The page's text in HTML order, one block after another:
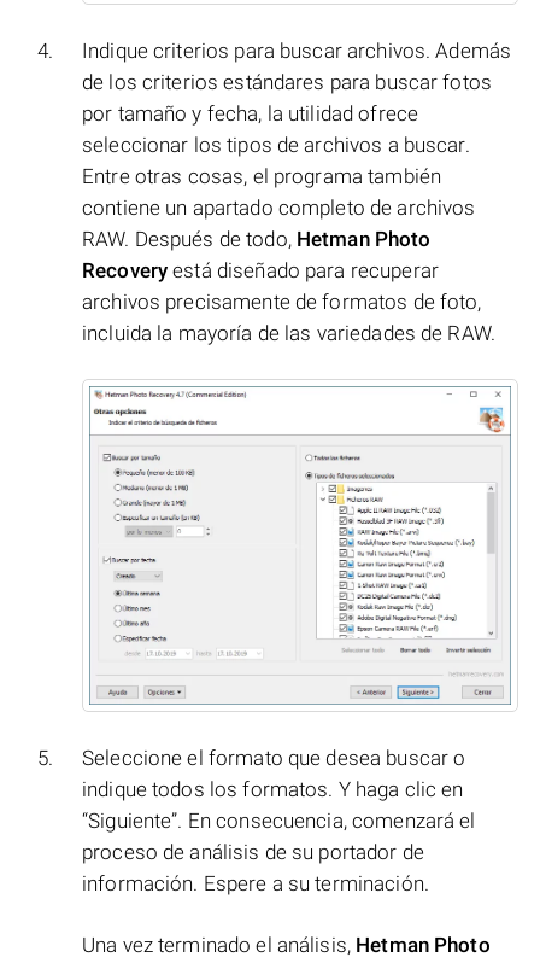
Indique criterios para buscar archivos. Además
de los criterios estándares para buscar fotos
por tamaño y fecha, la utilidad ofrece
seleccionar los tipos de archivos a buscar.
Entre otras cosas, el programa también
contiene un apartado completo de archivos
RAW. Después de todo, Hetman Photo
Recovery está diseñado para recuperar
archivos precisamente de formatos de foto,
incluida la mayoría de las variedades de RAW.
Seleccione el formato que desea buscar o
indique todos los formatos. Y haga clic en
“Siguiente”. En consecuencia, comenzará el
proceso de análisis de su portador de
información. Espere a su terminación.
Una vez terminado el análisis, Hetman Photo